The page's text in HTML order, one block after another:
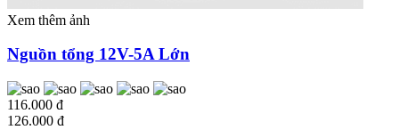
Xem thêm ảnh
Nguồn tổng 12V-5A Lớn
116.000 đ
126.000 đ